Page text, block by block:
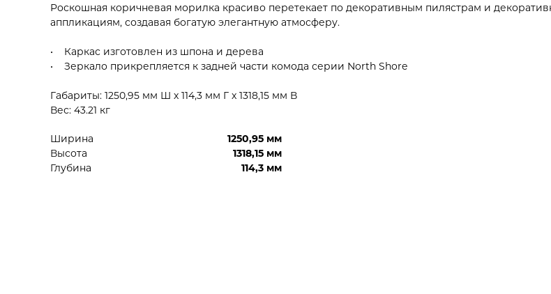
Роскошная коричневая морилка красиво перетекает по декоративным пилястрам и
аппликациям, создавая богатую элегантную атмосферу.
• Каркас изготовлен из шпона и дерева
• Зеркало прикрепляется к задней части комода серии North Shore
Габариты: 1250,95 мм Ш x 114,3 мм Г x 1318,15 мм В
Вес: 43.21 кг
Ширина
1250,95 мм
Высота
1318,15 мм
Глубина
114,3 мм